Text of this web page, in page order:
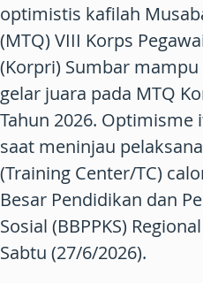
optimistis kafilah
(MTQ) VIII Korps
(Korpri) Sumbar
gelar juara pada MTQ
Tahun 2026. Optimisme
saat meninjau
(Training Center/TC)
Besar Pendidikan dan
Sosial (BBPPKS)
Sabtu (27/6/2026).